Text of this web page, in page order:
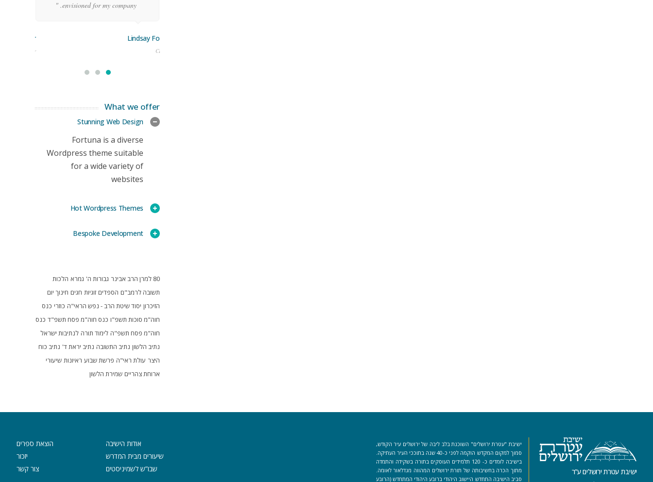
envisioned for my company. "
Lindsay Ford
CEO
Stoner
Manager
What we offer
Stunning Web Design
Fortuna is a diverse
Wordpress theme suitable
for a wide variety of
websites
Hot Wordpress Themes
Bespoke Development
80 למרן הרב אבינר גבורות ה' גמרא הלכות
תשובה לרמב"ם הספדים זוגיות חגים חינוך יום
הזיכרון יסוד שיטת הרב - נפש הראי"ה כוזרי כנס
חוה"מ סוכות תשפ"ו כנס חוה"מ פסח תשפ"ד כנס
חוה"מ פסח תשפ"ה לימוד תורה לנתיבות ישראל
נתיב הלשון נתיב התשובה נתיב יראת ד' נתיב כוח
היצר עולת ראי"ה פרשת שבוע ראיונות שיעורי
ארוחת צהריים שמירת הלשון
ישיבת עטרת ירושלים ע”ר
ישיבת "עטרת ירושלים" השוכנת בלב ליבה של ירושלים עיר הקודש,
סמוך למקום המקדש הוקמה לפני כ-40 שנה בתוככי העיר העתיקה.
בישיבה לומדים כ- 120 תלמידים העוסקים בתורה בשקידה והתמדה
מתוך הכרה בחשיבותה של תורת ירושלים המהווה מגדלאור לאומה.
סביב הישיבה התחדש היישוב היהודי ברובע היהודי המתחדש (הרובע
אודות הישיבה
שיעורים מבית המדרש
שבו”ש לשמיניסטים
הוצאת ספרים
יזכור
צור קשר